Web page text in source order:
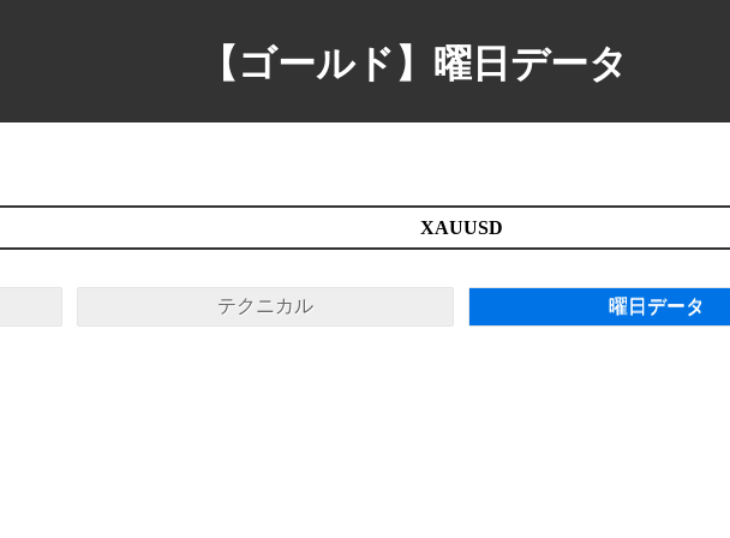
【ゴールド】曜日データ
XAUUSD
テクニカル 曜日データ